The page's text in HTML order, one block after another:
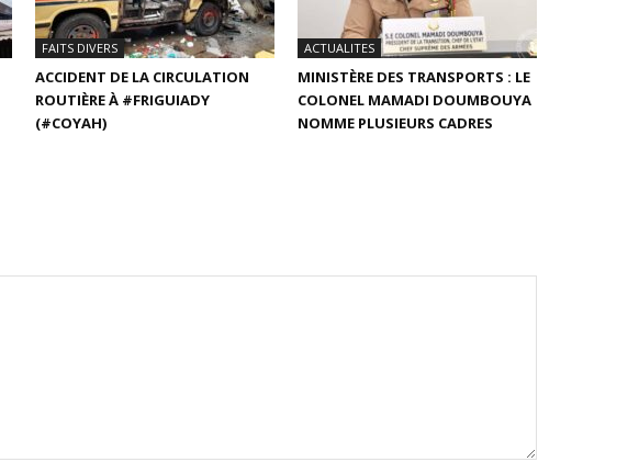
FAITS DIVERS
ACCIDENT DE LA CIRCULATION
ROUTIÈRE À #FRIGUIADY
(#COYAH)
ACTUALITES
MINISTÈRE DES TRANSPORTS : LE
COLONEL MAMADI DOUMBOUYA
NOMME PLUSIEURS CADRES